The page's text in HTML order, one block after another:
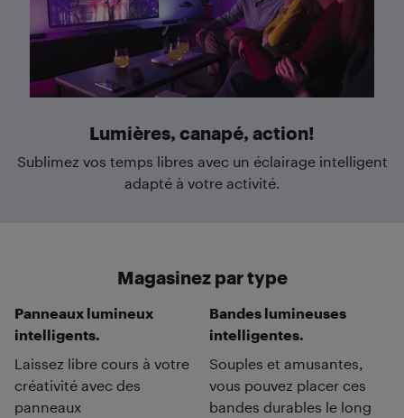
Lumières, canapé, action!
Sublimez vos temps libres avec un éclairage intelligent
adapté à votre activité.
Magasinez par type
Panneaux lumineux
intelligents.
Laissez libre cours à votre
créativité avec des
panneaux
Bandes lumineuses
intelligentes.
Souples et amusantes,
vous pouvez placer ces
bandes durables le long